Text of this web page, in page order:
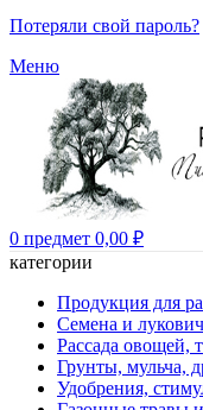
Потеряли свой пароль?
Меню
0 предмет 0,00 ₽
категории
Продукция для
Семена и
Рассада овощей,
Грунты, мульча,
Удобрения,